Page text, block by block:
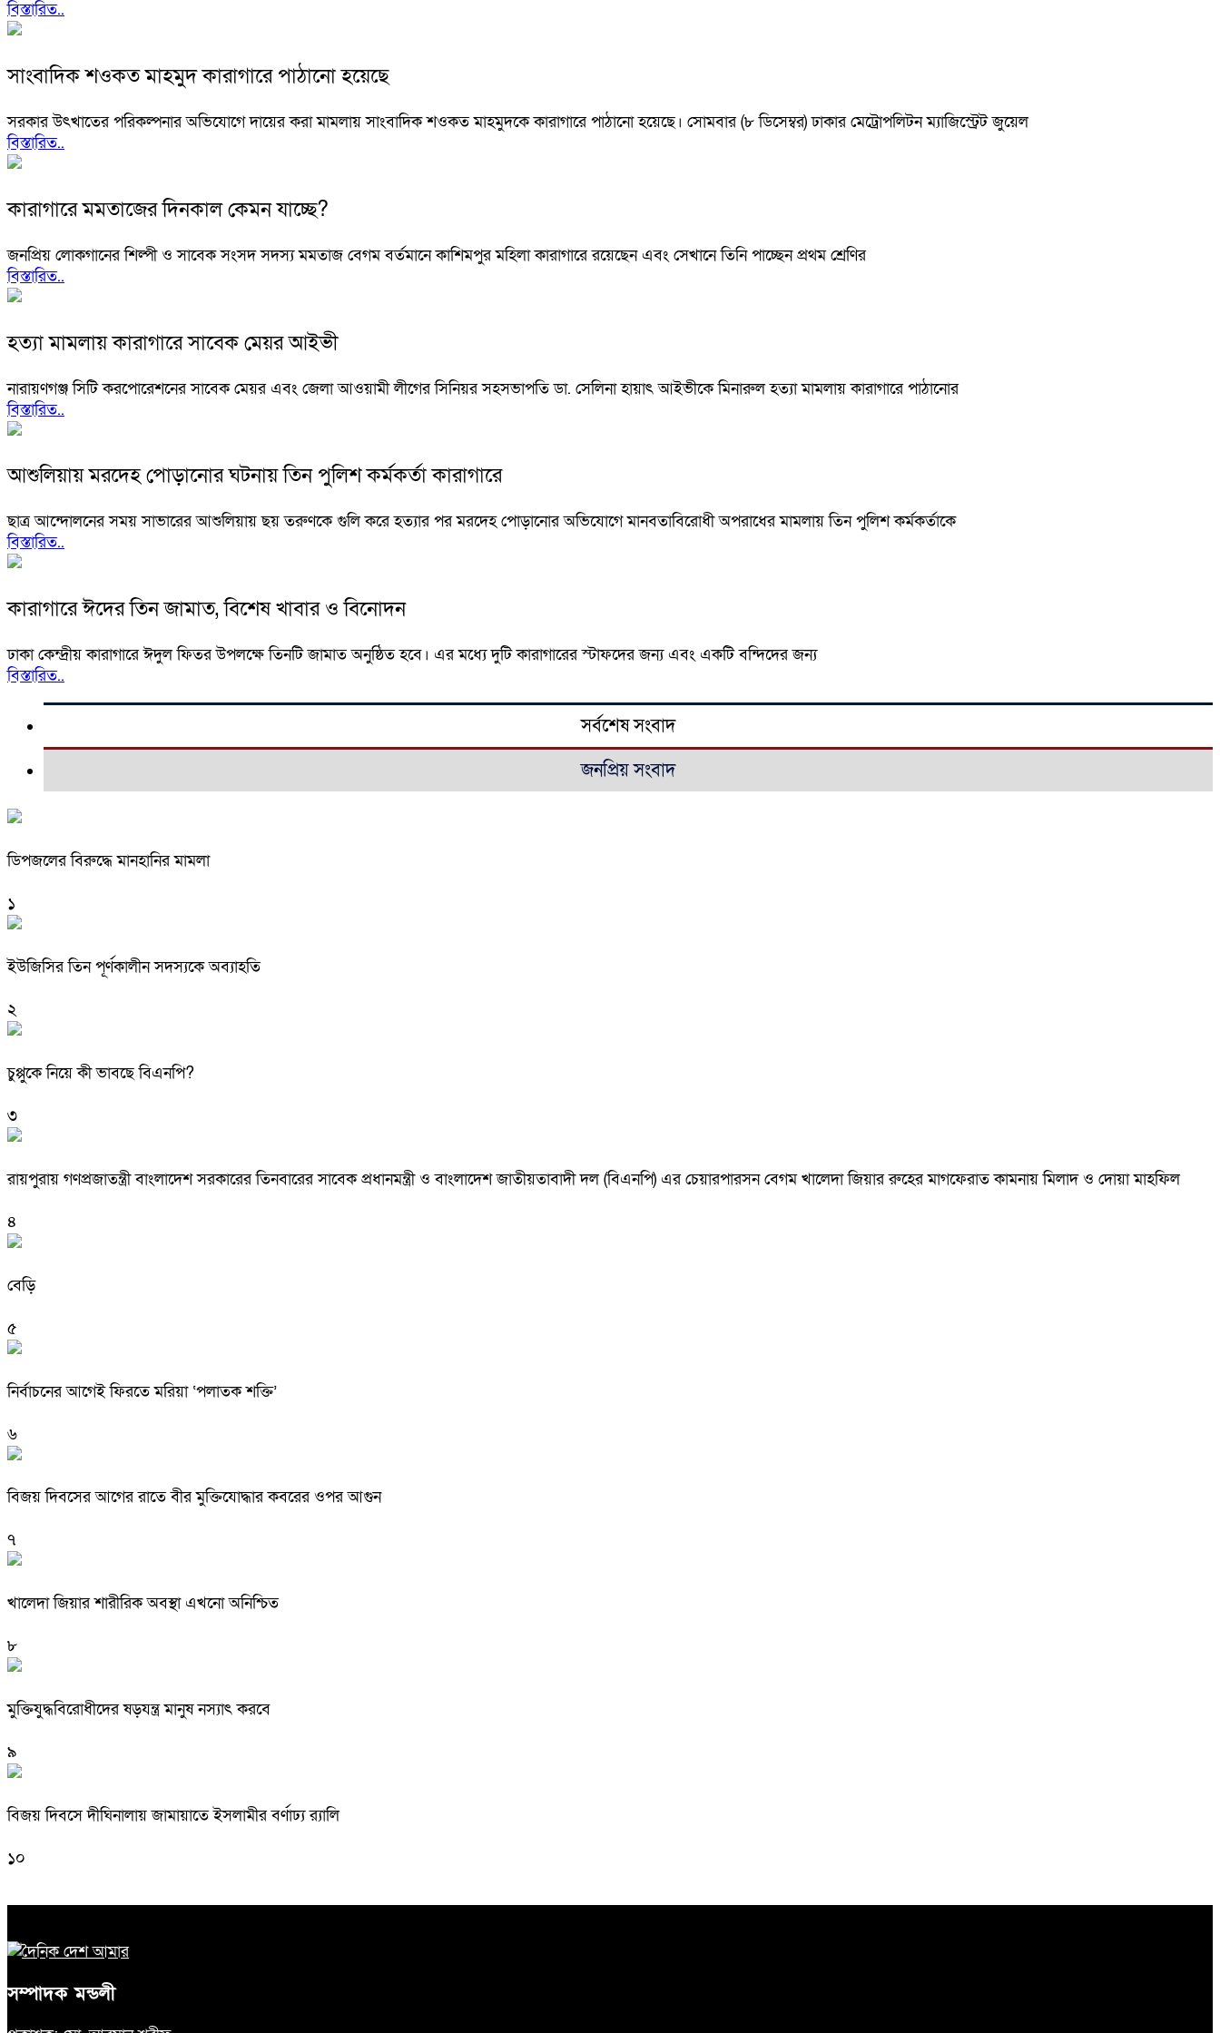
বিস্তারিত..
সাংবাদিক শওকত মাহমুদ কারাগারে পাঠানো হয়েছে
সরকার উৎখাতের পরিকল্পনার অভিযোগে দায়ের করা মামলায় সাংবাদিক শওকত মাহমুদকে কারাগারে পাঠানো হয়েছে। সোমবার (৮ ডিসেম্বর) ঢাকার মেট্রোপলিটন ম্যাজিস্ট্রেট জুয়েল
বিস্তারিত..
কারাগারে মমতাজের দিনকাল কেমন যাচ্ছে?
জনপ্রিয় লোকগানের শিল্পী ও সাবেক সংসদ সদস্য মমতাজ বেগম বর্তমানে কাশিমপুর মহিলা কারাগারে রয়েছেন এবং সেখানে তিনি পাচ্ছেন প্রথম শ্রেণির
বিস্তারিত..
হত্যা মামলায় কারাগারে সাবেক মেয়র আইভী
নারায়ণগঞ্জ সিটি করপোরেশনের সাবেক মেয়র এবং জেলা আওয়ামী লীগের সিনিয়র সহসভাপতি ডা. সেলিনা হায়াৎ আইভীকে মিনারুল হত্যা মামলায় কারাগারে পাঠানোর
বিস্তারিত..
আশুলিয়ায় মরদেহ পোড়ানোর ঘটনায় তিন পুলিশ কর্মকর্তা কারাগারে
ছাত্র আন্দোলনের সময় সাভারের আশুলিয়ায় ছয় তরুণকে গুলি করে হত্যার পর মরদেহ পোড়ানোর অভিযোগে মানবতাবিরোধী অপরাধের মামলায় তিন পুলিশ কর্মকর্তাকে
বিস্তারিত..
কারাগারে ঈদের তিন জামাত, বিশেষ খাবার ও বিনোদন
ঢাকা কেন্দ্রীয় কারাগারে ঈদুল ফিতর উপলক্ষে তিনটি জামাত অনুষ্ঠিত হবে। এর মধ্যে দুটি কারাগারের স্টাফদের জন্য এবং একটি বন্দিদের জন্য
বিস্তারিত..
সর্বশেষ সংবাদ
জনপ্রিয় সংবাদ
ডিপজলের বিরুদ্ধে মানহানির মামলা
১
ইউজিসির তিন পূর্ণকালীন সদস্যকে অব্যাহতি
২
চুপ্পুকে নিয়ে কী ভাবছে বিএনপি?
৩
রায়পুরায় গণপ্রজাতন্ত্রী বাংলাদেশ সরকারের তিনবারের সাবেক প্রধানমন্ত্রী ও বাংলাদেশ জাতীয়তাবাদী দল (বিএনপি) এর চেয়ারপারসন বেগম খালেদা জিয়ার রুহের মাগফেরাত কামনায় মিলাদ ও দোয়া মাহফিল
৪
বেড়ি
৫
নির্বাচনের আগেই ফিরতে মরিয়া ‘পলাতক শক্তি’
৬
বিজয় দিবসের আগের রাতে বীর মুক্তিযোদ্ধার কবরের ওপর আগুন
৭
খালেদা জিয়ার শারীরিক অবস্থা এখনো অনিশ্চিত
৮
মুক্তিযুদ্ধবিরোধীদের ষড়যন্ত্র মানুষ নস্যাৎ করবে
৯
বিজয় দিবসে দীঘিনালায় জামায়াতে ইসলামীর বর্ণাঢ্য র‍্যালি
১০
সম্পাদক মন্ডলী